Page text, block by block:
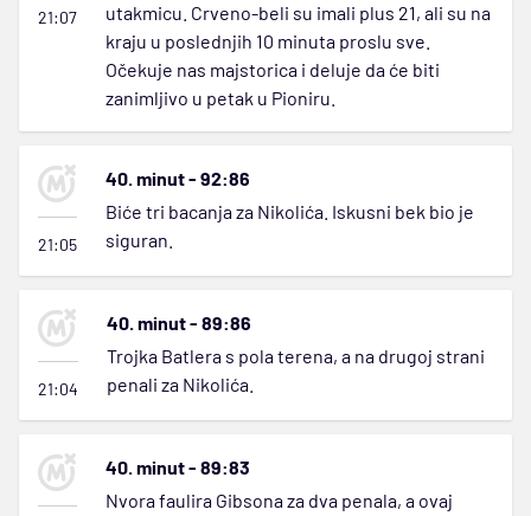
21:07
utakmicu. Crveno-beli su imali plus 21, ali su na
kraju u poslednjih 10 minuta proslu sve.
Očekuje nas majstorica i deluje da će biti
zanimljivo u petak u Pioniru.
21:05
40. minut - 92:86
Biće tri bacanja za Nikolića. Iskusni bek bio je
siguran.
21:04
40. minut - 89:86
Trojka Batlera s pola terena, a na drugoj strani
penali za Nikolića.
40. minut - 89:83
Nvora faulira Gibsona za dva penala, a ovaj